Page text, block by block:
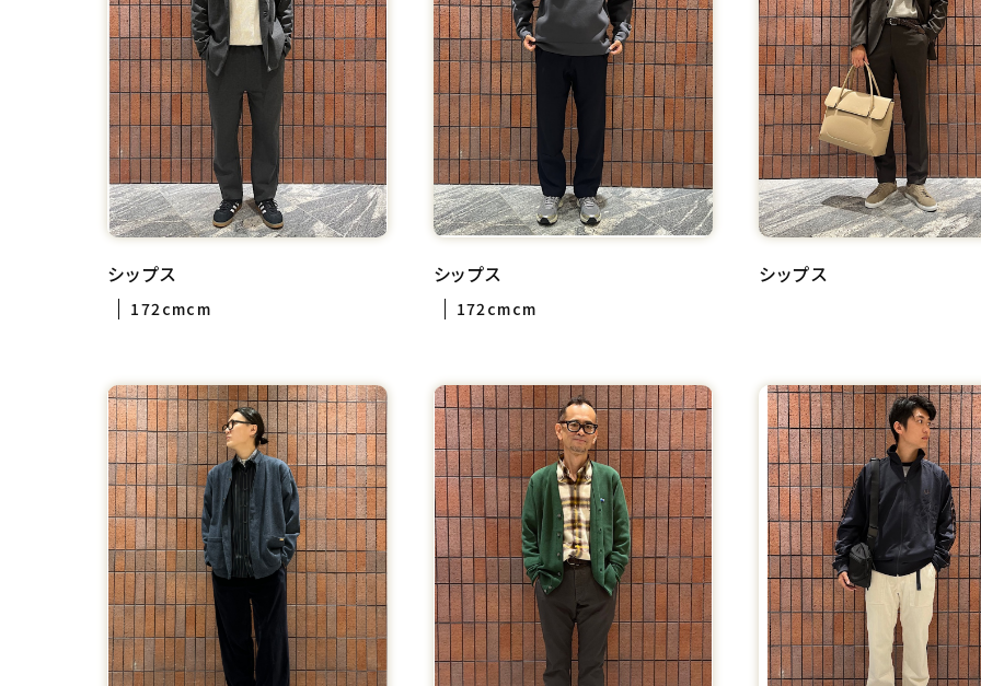
シップス
172cmcm
シップス
172cmcm
シップス